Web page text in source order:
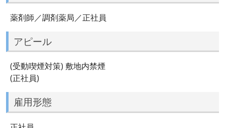
薬剤師／調剤薬局／正社員
アピール
(受動喫煙対策) 敷地内禁煙
(正社員)
雇用形態